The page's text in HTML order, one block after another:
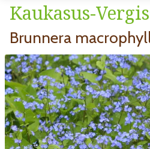
Kaukasus-
Brunnera